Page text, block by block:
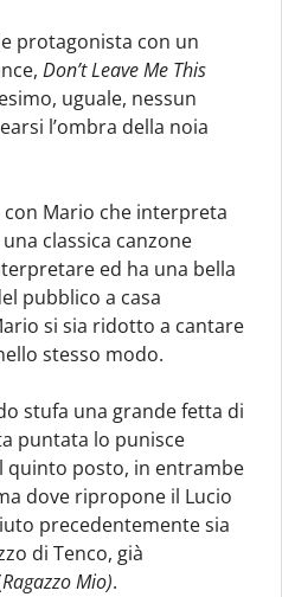
protagonista con un
Don’t Leave Me This
uguale, nessun
l’ombra della noia
Mario che interpreta
classica canzone
ed ha una bella
pubblico a casa
si sia ridotto a cantare
stesso modo.
stufa una grande fetta di
puntata lo punisce
quinto posto, in entrambe
dove ripropone il Lucio
precedentemente sia
di Tenco, già
Ragazzo Mio).